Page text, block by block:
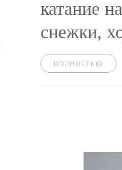
катание
снежки,
ПОЛНОСТЬЮ